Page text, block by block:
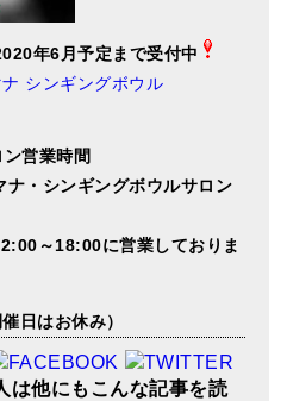
年6月予定まで受付中
シンギングボウル
営業時間
ナ・シンギングボウルサロン
～18:00に営業しておりま
日はお休み）
は他にもこんな記事を読